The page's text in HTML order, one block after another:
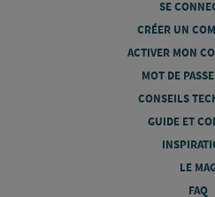
SE
CRÉER UN
ACTIVER MON
MOT DE
CONSEILS
GUIDE ET
LE
FAQ